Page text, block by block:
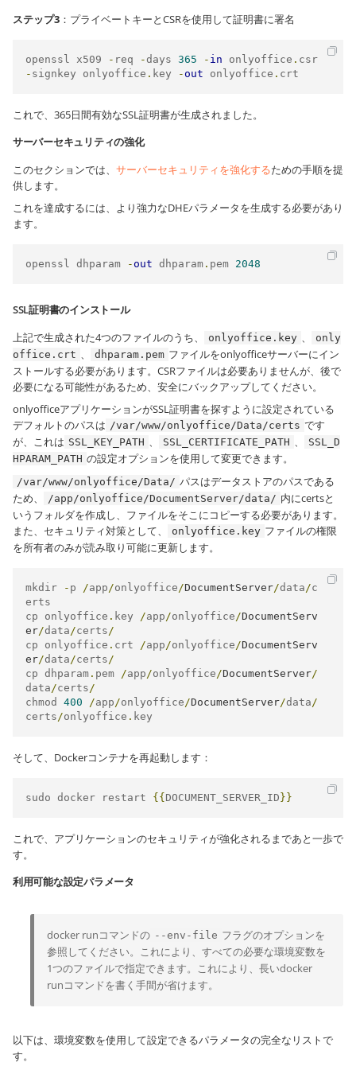
ステップ3 ：プライベートキーとCSRを使用して証明書に署名
openssl x509 - req -days 365 - in onlyoffice .
- signkey onlyoffice . key - out onlyoffice . crt
これで、365日間有効なSSL証明書が生成されました。
サーバーセキュリティの強化
このセクションでは、 サーバーセキュリティを強化するための手順を提
供します。
これを達成するには、より強力なDHEパラメータを生成する必要があり
ます。
openssl dhparam - out dhparam . pem 2048
SSL証明書のインストール
上記で生成された4つのファイルのうち、
onlyoffice.key 、
only
office.crt 、 dhparam.pem ファイルをonlyofficeサーバーにイン
ストールする必要があります。CSRファイルは必要ありませんが、後で
必要になる可能性があるため、安全にバックアップしてください。
onlyofficeアプリケーションがSSL証明書を探すように設定されている
デフォルトのパスは /var/www/onlyoffice/Data/certs です
が、これは SSL_KEY_PATH 、 SSL_CERTIFICATE_PATH 、
SSL_D
HPARAM_PATH の設定オプションを使用して変更できます。
/var/www/onlyoffice/Data/ パスはデータストアのパスである
ため、
/app/onlyoffice/DocumentServer/data/ 内にcertsと
いうフォルダを作成し、ファイルをそこにコピーする必要があります。
また、セキュリティ対策として、
onlyoffice.key ファイルの権限
を所有者のみが読み取り可能に更新します。
mkdir - p /app/onlyoffice/DocumentServer/data/c
erts
cp onlyoffice . key /app/onlyoffice/DocumentServ
er/data/certs/
cp onlyoffice . crt /app/onlyoffice/DocumentServ
er/data/certs/
cp dhparam . pem /app/onlyoffice/DocumentServer/
data/certs/
chmod 400 /app/onlyoffice/DocumentServer/data/
certs/onlyoffice . key
そして、Dockerコンテナを再起動します：
sudo docker restart {{ DOCUMENT_SERVER_ID }}
これで、アプリケーションのセキュリティが強化されるまであと一歩で
す。
利用可能な設定パラメータ
docker runコマンドの --env-file フラグのオプションを
参照してください。これにより、すべての必要な環境変数を
1つのファイルで指定できます。これにより、長いdocker
runコマンドを書く手間が省けます。
以下は、環境変数を使用して設定できるパラメータの完全なリストで
す。